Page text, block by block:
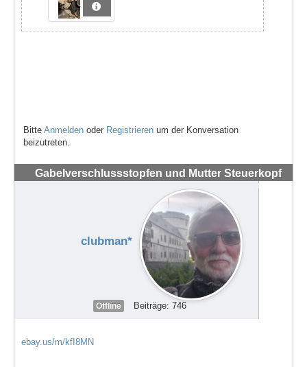
Bitte Anmelden oder Registrieren um der Konversation
beizutreten.
Gabelverschlussstopfen und Mutter Steuerkopf
#72152
clubman*
Offline Beiträge: 746
ebay.us/m/kfI8MN